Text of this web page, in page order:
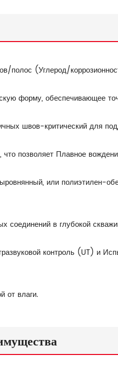
полос (Углерод/
форму, обеспечивающее
швов-критический для
что позволяет Плавное
или полиэтилен-
соединений в глубокой
контроль (UT) и
от влаги.